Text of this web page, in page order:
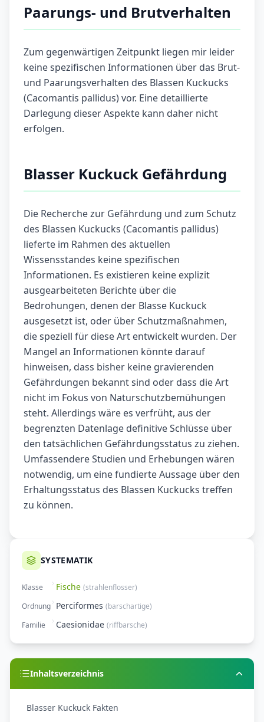
Paarungs- und Brutverhalten
Zum gegenwärtigen Zeitpunkt liegen mir leider
keine spezifischen Informationen über das Brut-
und Paarungsverhalten des Blassen Kuckucks
(Cacomantis pallidus) vor. Eine detaillierte
Darlegung dieser Aspekte kann daher nicht
erfolgen.
Blasser Kuckuck Gefährdung
Die Recherche zur Gefährdung und zum Schutz
des Blassen Kuckucks (Cacomantis pallidus)
lieferte im Rahmen des aktuellen
Wissensstandes keine spezifischen
Informationen. Es existieren keine explizit
ausgearbeiteten Berichte über die
Bedrohungen, denen der Blasse Kuckuck
ausgesetzt ist, oder über Schutzmaßnahmen,
die speziell für diese Art entwickelt wurden. Der
Mangel an Informationen könnte darauf
hinweisen, dass bisher keine gravierenden
Gefährdungen bekannt sind oder dass die Art
nicht im Fokus von Naturschutzbemühungen
steht. Allerdings wäre es verfrüht, aus der
begrenzten Datenlage definitive Schlüsse über
den tatsächlichen Gefährdungsstatus zu ziehen.
Umfassendere Studien und Erhebungen wären
notwendig, um eine fundierte Aussage über den
Erhaltungsstatus des Blassen Kuckucks treffen
zu können.
SYSTEMATIK
Klasse Fische (strahlenflosser)
Ordnung Perciformes (barschartige)
Familie
Caesionidae (riffbarsche)
Inhaltsverzeichnis
Blasser Kuckuck Fakten